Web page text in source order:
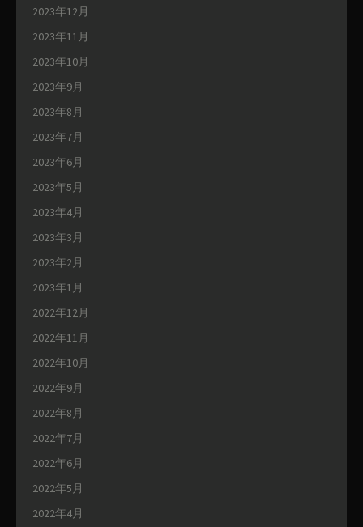
2023年12月
2023年11月
2023年10月
2023年9月
2023年8月
2023年7月
2023年6月
2023年5月
2023年4月
2023年3月
2023年2月
2023年1月
2022年12月
2022年11月
2022年10月
2022年9月
2022年8月
2022年7月
2022年6月
2022年5月
2022年4月